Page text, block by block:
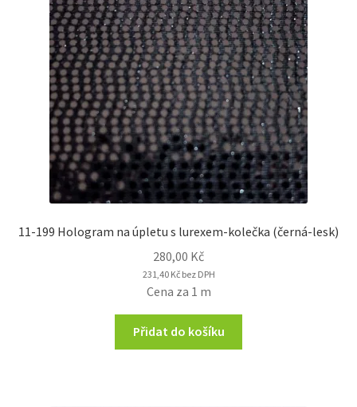
11-199 Hologram na úpletu s lurexem-kolečka (černá-lesk)
280,00 Kč
231,40 Kčbez DPH
Cena za 1 m
Přidat do košíku